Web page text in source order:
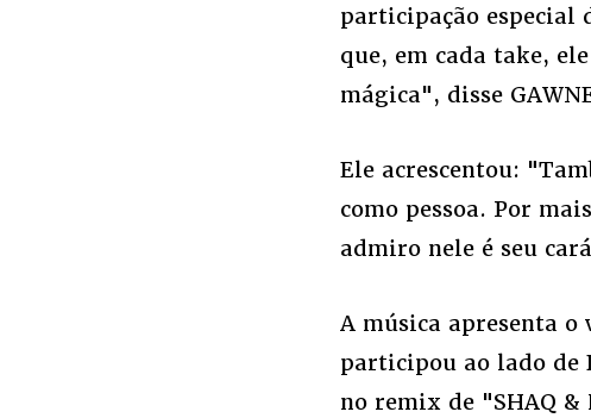
participação especial
que, em cada take,
mágica", disse
Ele acrescentou:
como pessoa. Por
admiro nele é seu
A música apresenta o
participou ao lado de
no remix de "SHAQ &